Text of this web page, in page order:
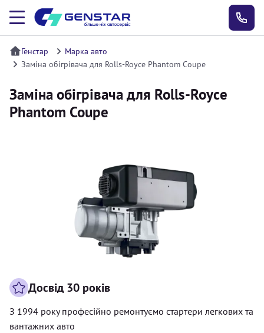
Генстар
Марка авто
Заміна обігрівача для Rolls-Royce Phantom Coupe
Заміна обігрівача для Rolls-Royce
Phantom Coupe
Досвід 30 років
З 1994 року професійно ремонтуємо стартери легкових та
вантажних авто